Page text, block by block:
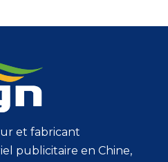
et fabricant
publicitaire en Chine,